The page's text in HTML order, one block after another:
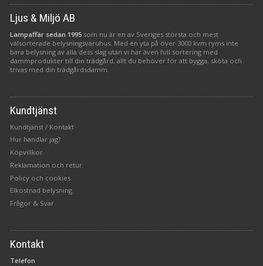
Ljus & Miljö AB
Lampaffär sedan 1995 som nu är en av Sveriges största och mest
välsorterade belysningsvaruhus. Med en yta på över 3000 kvm ryms inte
bara belysning av alla dess slag utan vi har även full sortering med
dammprodukter till din trädgård, allt du behöver för att bygga, sköta och
trivas med din trädgårdsdamm.
Kundtjänst
Kundtjänst / Kontakt
Hur handlar jag?
Köpvillkor
Reklamation och retur
Policy och cookies
Elkostnad belysning
Frågor & Svar
Kontakt
Telefon